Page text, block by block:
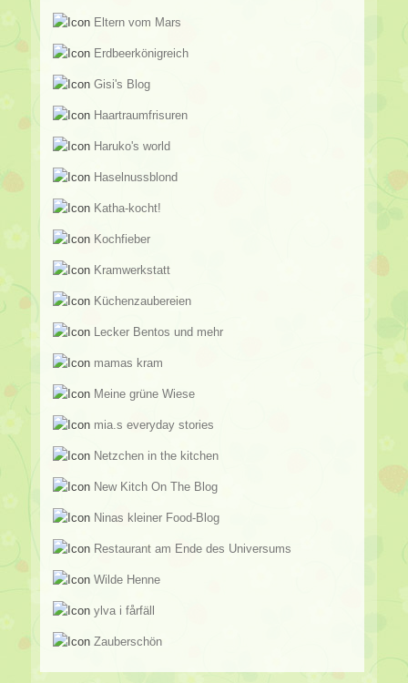
Eltern vom Mars
Erdbeerkönigreich
Gisi's Blog
Haartraumfrisuren
Haruko's world
Haselnussblond
Katha-kocht!
Kochfieber
Kramwerkstatt
Küchenzaubereien
Lecker Bentos und mehr
mamas kram
Meine grüne Wiese
mia.s everyday stories
Netzchen in the kitchen
New Kitch On The Blog
Ninas kleiner Food-Blog
Restaurant am Ende des Universums
Wilde Henne
ylva i fårfäll
Zauberschön